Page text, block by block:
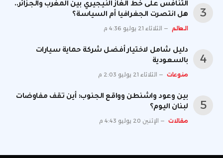
التنافس على خط الغاز النيجيري بين المغرب والجزائر..
هل انتصرت الجغرافيا أم السياسة؟
العالم الثلاثاء 21 يوليو 4:36 م
دليل شامل لاختيار أفضل شركة حماية سيارات
بالسعودية
منوعات الثلاثاء 21 يوليو 2:03 م
بين وعود واشنطن وواقع الجنوب: أين تقف مفاوضات
لبنان اليوم؟
مقالات الإثنين 20 يوليو 4:43 م